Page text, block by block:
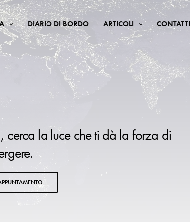
DIARIO DI BORDO ARTICOLI CONTATTI
cerca la luce che ti dà la forza di